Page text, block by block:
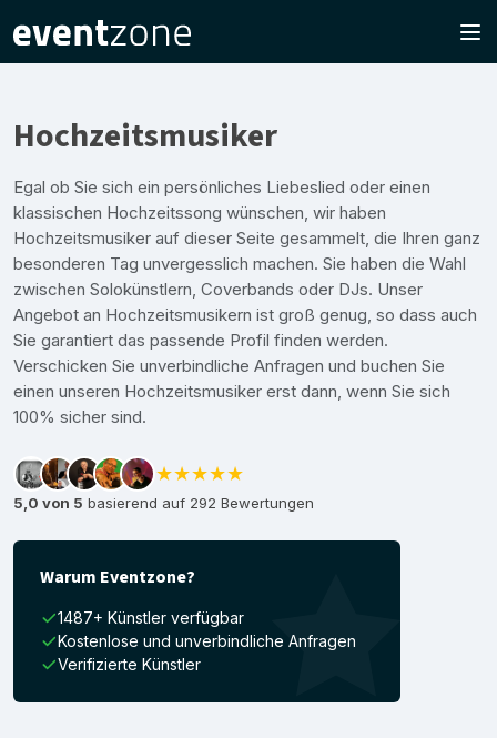
Hochzeitsmusiker
Egal ob Sie sich ein persönliches Liebeslied oder einen
klassischen Hochzeitssong wünschen, wir haben
Hochzeitsmusiker auf dieser Seite gesammelt, die Ihren ganz
besonderen Tag unvergesslich machen. Sie haben die Wahl
zwischen Solokünstlern, Coverbands oder DJs. Unser
Angebot an Hochzeitsmusikern ist groß genug, so dass auch
Sie garantiert das passende Profil finden werden.
Verschicken Sie unverbindliche Anfragen und buchen Sie
einen unseren Hochzeitsmusiker erst dann, wenn Sie sich
100% sicher sind.
★★★★★
5,0 von 5 basierend auf 292 Bewertungen
Warum Eventzone?
1487+ Künstler verfügbar
Kostenlose und unverbindliche Anfragen
Verifizierte Künstler